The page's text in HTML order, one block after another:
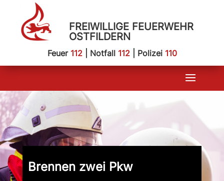
FREIWILLIGE FEUERWEHR
OSTFILDERN
Feuer 112| Notfall 112| Polizei 110
Brennen zwei Pkw